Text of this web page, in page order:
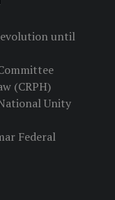
until
(CRPH)
Unity
Federal